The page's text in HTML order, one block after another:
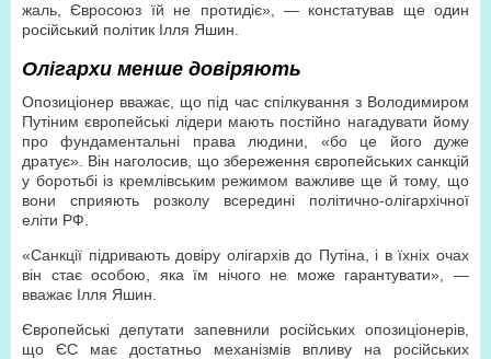
жаль, Євросоюз їй не протидіє», — констатував ще один
російський політик Ілля Яшин.
Олігархи менше довіряють
Опозиціонер вважає, що під час спілкування з Володимиром
Путіним європейські лідери мають постійно нагадувати йому
про фундаментальні права людини, «бо це його дуже
дратує». Він наголосив, що збереження європейських санкцій
у боротьбі із кремлівським режимом важливе ще й тому, що
вони сприяють розколу всередині політично-олігархічної
еліти РФ.
«Санкції підривають довіру олігархів до Путіна, і в їхніх очах
він стає особою, яка їм нічого не може гарантувати», —
вважає Ілля Яшин.
Європейські депутати запевнили російських опозиціонерів,
що ЄС має достатньо механізмів впливу на російських